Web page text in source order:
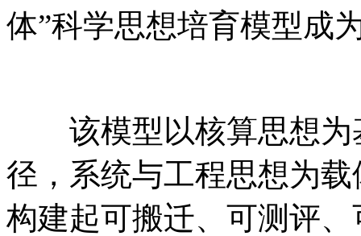
体”科学思想培育模型成
该模型以核算思想为
径，系统与工程思想为
构建起可搬迁、可测评